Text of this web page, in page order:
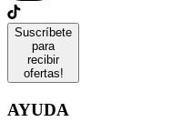
Suscríbete
para
recibir
ofertas!
AYUDA